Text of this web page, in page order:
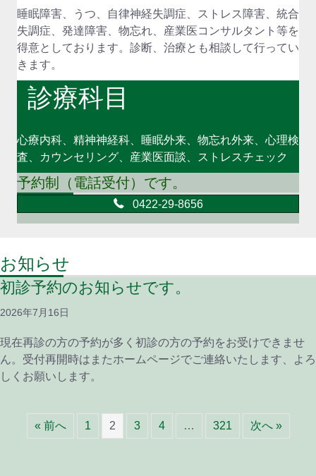
睡眠障害、うつ、自律神経失調症、ストレス障害、統合
失調症、発達障害、物忘れ、産業医コンサルタント等を
得意としております。診断、治療とも相談して行ってい
きます。
診療科目
心療内科、精神神経科、睡眠外来、物忘れ外来、心理検
査、カウンセリング、産業医面談、ストレスチェック
予約制（電話受付）です。
0422-29-8656
お知らせ
初診予約のお知らせです。
2026年7月16日
現在再診の方の予約が多く初診の方の予約をお受けできませ
ん。受付再開時はまたホームページでご連絡いたします、よろ
しくお願いします。
« 前へ 1 2 3 4 … 321 次へ »